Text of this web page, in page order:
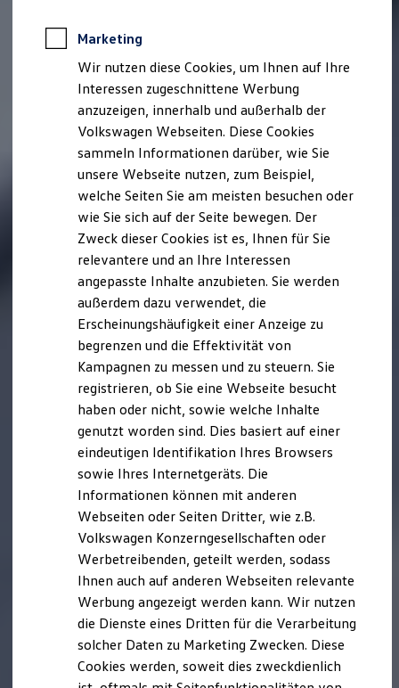
Rekuperation
Laden unterwegs
Laden Zuhause
Ladestationen finden
Ladezeitensimulator
Batterie
Sicherheit
Nachhaltigkeit
Technologie
Kosten und Kauf
Kaufoptionen
E-Auto-Förderung
Software und Konnektivität
Die ID. Software 6
ID. Software Versionen und Updates
Digitale Extras
Schnittstellen zu Ihrem ID.
Hybridautos
Marke und Erlebnis
Volkswagen R und R Experience
R-Modelle
R Experience
Driving Experience
Volkswagen entdecken
Werkbesichtigung
Lifestyle Shop
T-Roc Kollektion
Golf Kollektion
ID. Kollektion
Volkswagen Kollektion
R-Kollektion
GTI Kollektion
Fußball Drop
we drive football
#wedriveproud
Besitzer und Service
Marketing
Wir nutzen diese Cookies, um Ihnen auf Ihre
Interessen zugeschnittene Werbung
anzuzeigen, innerhalb und außerhalb der
Volkswagen Webseiten. Diese Cookies
sammeln Informationen darüber, wie Sie
unsere Webseite nutzen, zum Beispiel,
welche Seiten Sie am meisten besuchen oder
wie Sie sich auf der Seite bewegen. Der
Zweck dieser Cookies ist es, Ihnen für Sie
relevantere und an Ihre Interessen
angepasste Inhalte anzubieten. Sie werden
außerdem dazu verwendet, die
Erscheinungshäufigkeit einer Anzeige zu
begrenzen und die Effektivität von
Kampagnen zu messen und zu steuern. Sie
registrieren, ob Sie eine Webseite besucht
haben oder nicht, sowie welche Inhalte
genutzt worden sind. Dies basiert auf einer
eindeutigen Identifikation Ihres Browsers
sowie Ihres Internetgeräts. Die
Informationen können mit anderen
Webseiten oder Seiten Dritter, wie z.B.
Volkswagen Konzerngesellschaften oder
Werbetreibenden, geteilt werden, sodass
Ihnen auch auf anderen Webseiten relevante
Werbung angezeigt werden kann. Wir nutzen
die Dienste eines Dritten für die Verarbeitung
solcher Daten zu Marketing Zwecken. Diese
Cookies werden, soweit dies zweckdienlich